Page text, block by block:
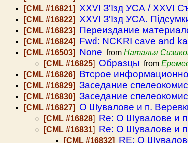
[CML #16821] XХVI З'їзд УСА / XXVI
[CML #16822] XXVI З'їзд УСА.
[CML #16823] Переиздание
[CML #16824] Fwd: NCKRI cave and
[CML #16503] None from Наталья
[CML #16825] Образцы from
[CML #16826] Второе
[CML #16829] Заседание
[CML #16830] Заседание
[CML #16827] О Шувалове и п.
[CML #16828] Re: О Шувалове и
[CML #16831] Re: О Шувалове и
[CML #16832] RE: О